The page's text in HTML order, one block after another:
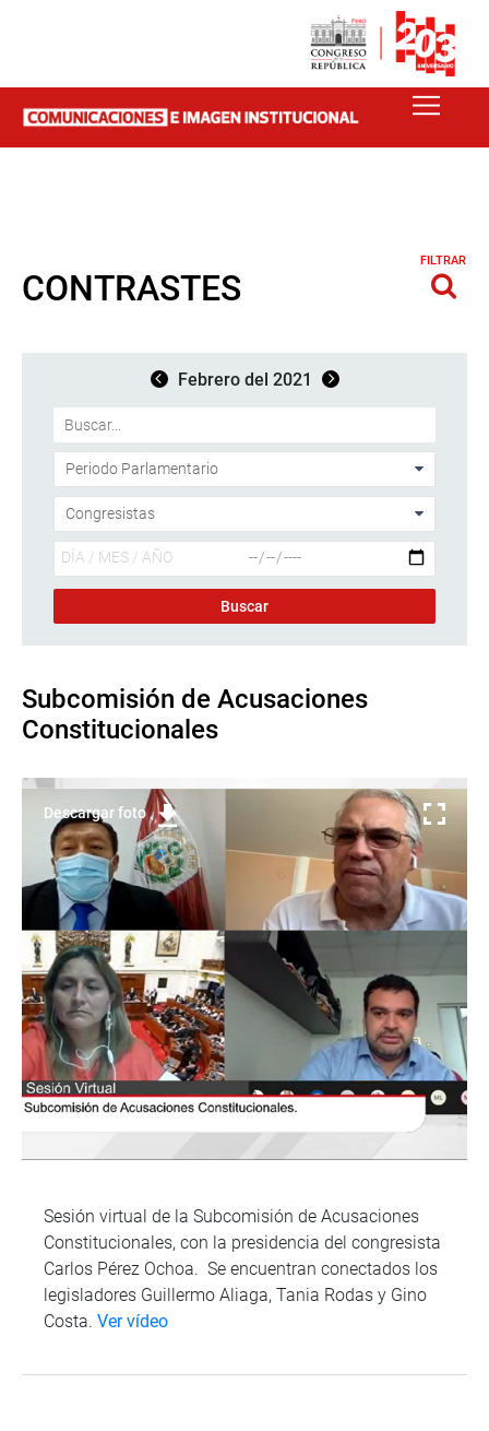
CONTRASTES
FILTRAR
Febrero del 2021
Subcomisión de Acusaciones
Constitucionales
Descargar foto
Sesión virtual de la Subcomisión de Acusaciones
Constitucionales, con la presidencia del congresista
Carlos Pérez Ochoa. Se encuentran conectados los
legisladores Guillermo Aliaga, Tania Rodas y Gino
Costa. Ver vídeo